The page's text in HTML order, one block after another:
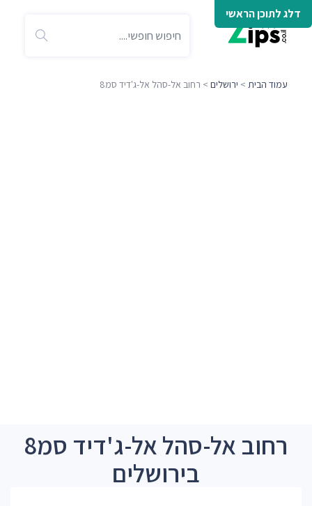
דלג לתוכן הראשי
עמוד הבית > ירושלים > רחוב אל-סהל אל-ג'דיד סמ8
רחוב אל-סהל אל-ג'דיד סמ8
בירושלים